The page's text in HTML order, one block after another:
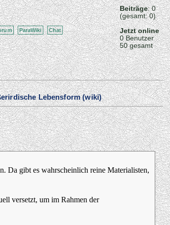
Beiträge: 0
(gesamt: 0)
Jetzt online
0 Benutzer
50 gesamt
ParaWiki Chat
Lebensform (wiki)
Da gibt es wahrscheinlich reine Materialisten,
versetzt, um im Rahmen der